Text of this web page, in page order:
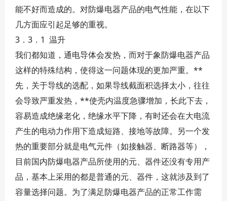
能不好而造成的。对防爆电器产品的电气性能，在以下
几方面应引起足够的重视。
3．3．1 温升
我们都知道，通电导体会发热，而对于象防爆电器产品
这样的特殊结构，使得这一问题体现的更加严重。**
先，关于导线的选配，如果导线截面积选择太小，往往
会导致严重发热，**使壳内温度急骤增加，长此下去，
容易造成绝缘老化，绝缘水平下降，有时还会在大电流
产生的电动力作用下造成短路、接地等故障。另一个发
热的重要部分就是电气元件（如接触器、断路器等），
目前国内防爆电器产品所使用的元、器件还没有专用产
品，基本上采用的都是普通的元、器件，这就涉及到了
容量选择问题。为了满足防爆电器产品的正常工作需